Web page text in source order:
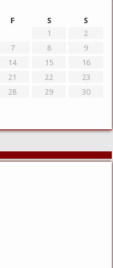
F S
S
1
2
7 8
9
14 15
16
21 22
23
28 29
30